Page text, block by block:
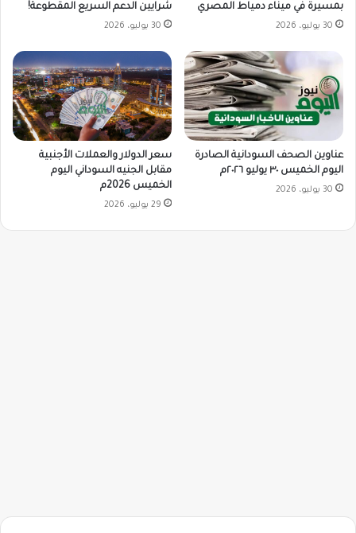
بمسيرة في ميناء دمياط المصري
30 يوليو، 2026
شرايين الدعم السريع المقطوعة!
30 يوليو، 2026
عناوين الصحف السودانية الصادرة
اليوم الخميس ٣٠ يوليو ٢٠٢٦م
30 يوليو، 2026
سعر الدولار والعملات الأجنبية
مقابل الجنيه السوداني اليوم
الخميس 2026م
29 يوليو، 2026